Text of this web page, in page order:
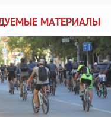
МАТЕРИАЛЫ